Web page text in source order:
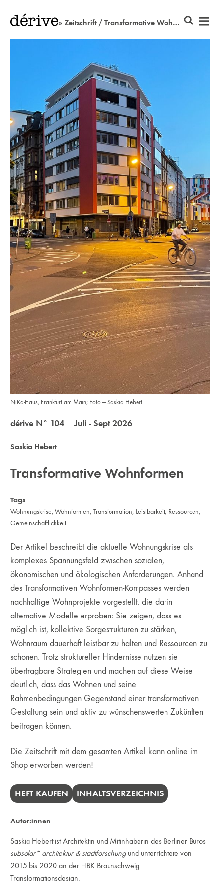
» Zeitschrift / Transformative Wohnformen
NiKa-Haus, Frankfurt am Main; Foto — Saskia Hebert
dérive N° 104 Juli - Sept 2026
Saskia Hebert
Transformative Wohnformen
Tags
Wohnungskrise,Wohnformen,Transformation, Leistbarkeit, Ressourcen,
Gemeinschaftlichkeit
Der Artikel beschreibt die aktuelle Wohnungskrise als
komplexes Spannungsfeld zwischen sozialen,
ökonomischen und ökologischen Anforderungen. Anhand
des Transformativen Wohnformen-Kompasses werden
nachhaltige Wohnprojekte vorgestellt, die darin
alternative Modelle erproben: Sie zeigen, dass es
möglich ist, kollektive Sorgestrukturen zu stärken,
Wohnraum dauerhaft leistbar zu halten und Ressourcen zu
schonen. Trotz struktureller Hindernisse nutzen sie
übertragbare Strategien und machen auf diese Weise
deutlich, dass das Wohnen und seine
Rahmenbedingungen Gegenstand einer transformativen
Gestaltung sein und aktiv zu wünschenswerten Zukünften
beitragen können.
Die Zeitschrift mit dem gesamten Artikel kann online im
Shop erworben werden!
HEFT KAUFEN INHALTSVERZEICHNIS
Autor:innen
Saskia Hebert ist Architektin und Mitinhaberin des Berliner Büros
subsolar* architektur & stadtforschungund unterrichtete von
2015 bis 2020 an der HBK Braunschweig
Transformationsdesign.